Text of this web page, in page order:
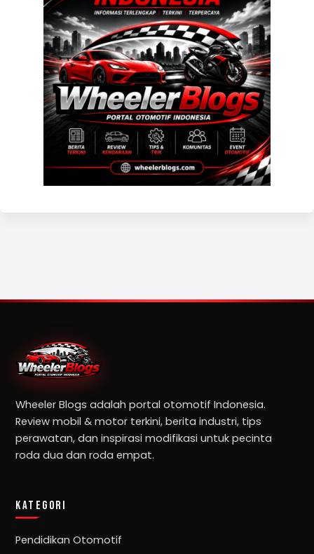
Wheeler Blogs adalah portal otomotif Indonesia.
Review mobil & motor terkini, berita industri, tips
perawatan, dan inspirasi modifikasi untuk pecinta
roda dua dan roda empat.
KATEGORI
Pendidikan Otomotif